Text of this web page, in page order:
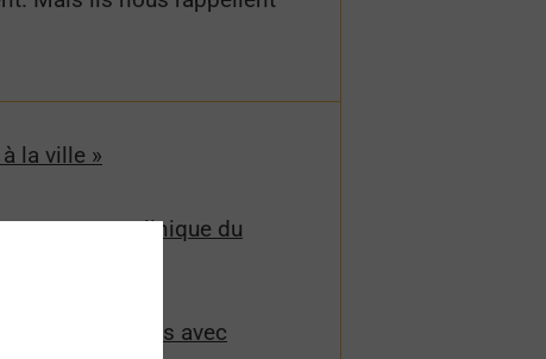
la ville »
clinique du
des personnes avec